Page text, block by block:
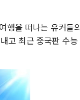
메가커피, NCT
쿠팡, 로켓직구
종근당, '벤포
행을 떠나는 유커들
고 최근 중국판 수능